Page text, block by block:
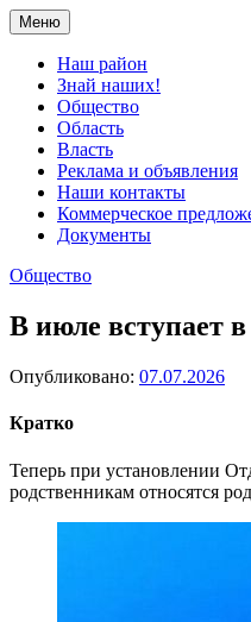
Меню
Наш район
Знай наших!
Общество
Область
Власть
Реклама и объявления
Наши контакты
Коммерческое
Документы
Общество
В июле вступает
Опубликовано: 07.07.2026
Кратко
Теперь при установлении
родственникам относятся